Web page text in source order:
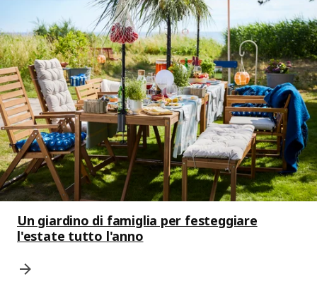
Un giardino di famiglia per festeggiare
l'estate tutto l'anno